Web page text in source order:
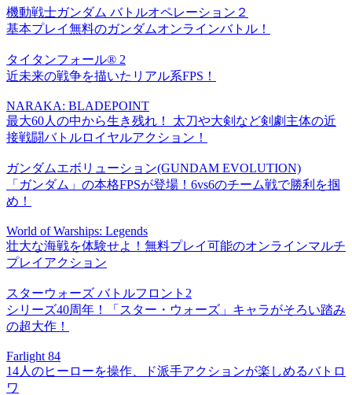
機動戦士ガンダム バトルオペレーション２
基本プレイ無料のガンダムオンラインバトル！
タイタンフォール® 2
近未来の戦争を描いたリアル系FPS！
NARAKA: BLADEPOINT
最大60人の中から生き残れ！ 太刀や大剣など剣劇主体の近
接戦闘バトルロイヤルアクション！
ガンダムエボリューション(GUNDAM EVOLUTION)
「ガンダム」の本格FPSが登場！6vs6のチーム戦で勝利を掴
め！
World of Warships: Legends
壮大な海戦を体験せよ！無料プレイ可能のオンラインマルチ
プレイアクション
スターウォーズ バトルフロント2
シリーズ40周年！「スター・ウォーズ」キャラがそろい踏み
の超大作！
Farlight 84
14人のヒーローを操作、ド派手アクションが楽しめるバトロ
ワ